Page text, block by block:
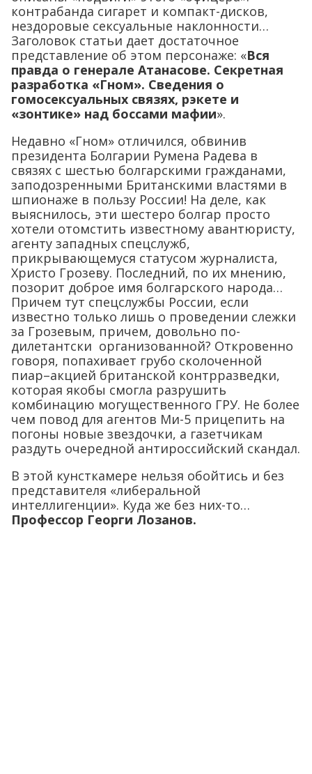
контрабанда сигарет и компакт-дисков,
нездоровые сексуальные наклонности…
Заголовок статьи дает достаточное
представление об этом персонаже: «Вся
правда о генерале Атанасове. Секретная
разработка «Гном». Сведения о
гомосексуальных связях, рэкете и
«зонтике» над боссами мафии».
Недавно «Гном» отличился, обвинив
президента Болгарии Румена Радева в
связях с шестью болгарскими гражданами,
заподозренными Британскими властями в
шпионаже в пользу России! На деле, как
выяснилось, эти шестеро болгар просто
хотели отомстить известному авантюристу,
агенту западных спецслужб,
прикрывающемуся статусом журналиста,
Христо Грозеву. Последний, по их мнению,
позорит доброе имя болгарского народа…
Причем тут спецслужбы России, если
известно только лишь о проведении слежки
за Грозевым, причем, довольно по-
дилетантски организованной? Откровенно
говоря, попахивает грубо сколоченной
пиар–акцией британской контрразведки,
которая якобы смогла разрушить
комбинацию могущественного ГРУ. Не более
чем повод для агентов Ми-5 прицепить на
погоны новые звездочки, а газетчикам
раздуть очередной антироссийский скандал.
В этой кунсткамере нельзя обойтись и без
представителя «либеральной
интеллигенции». Куда же без них-то…
Профессор Георги Лозанов.